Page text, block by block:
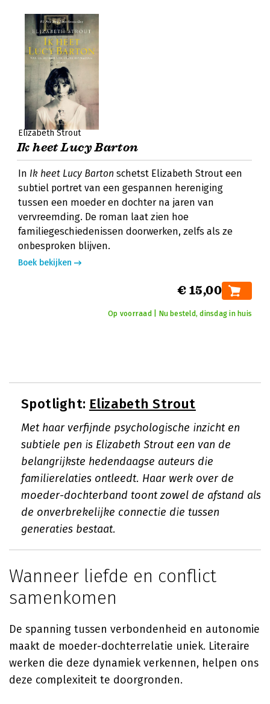
Elizabeth Strout
Ik heet Lucy Barton
In Ik heet Lucy Barton schetst Elizabeth Strout een
subtiel portret van een gespannen hereniging
tussen een moeder en dochter na jaren van
vervreemding. De roman laat zien hoe
familiegeschiedenissen doorwerken, zelfs als ze
onbesproken blijven.
Boek bekijken
€ 15,00
Op voorraad | Nu besteld, dinsdag in huis
Spotlight: Elizabeth Strout
Met haar verfijnde psychologische inzicht en
subtiele pen is Elizabeth Strout een van de
belangrijkste hedendaagse auteurs die
familierelaties ontleedt. Haar werk over de
moeder-dochterband toont zowel de afstand als
de onverbrekelijke connectie die tussen
generaties bestaat.
Wanneer liefde en conflict
samenkomen
De spanning tussen verbondenheid en autonomie
maakt de moeder-dochterrelatie uniek. Literaire
werken die deze dynamiek verkennen, helpen ons
deze complexiteit te doorgronden.